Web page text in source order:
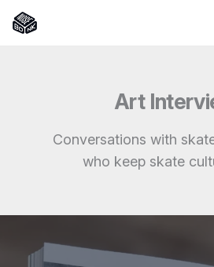
Art
Conversations with
who keep skate